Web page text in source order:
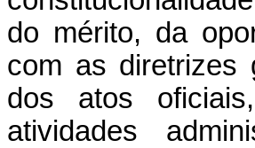
do mérito, da
com as diretrizes
dos atos
atividades